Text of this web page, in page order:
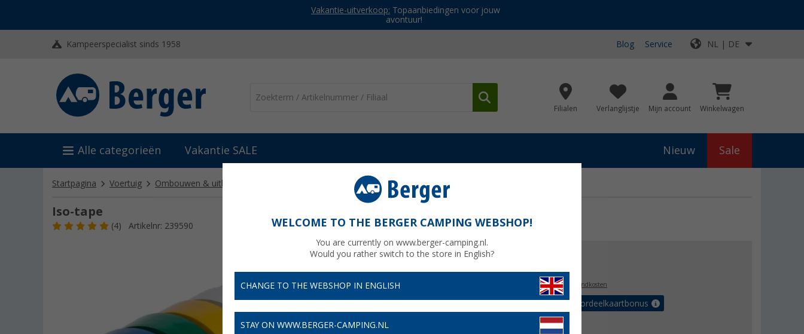
Vakantie-uitverkoop: Topaanbiedingen voor jouw
avontuur!
Kampeerspecialist sinds 1958 Blog Service NL | DE
Filialen Verlanglijstje Mijn account Winkelwagen
Alle categorieën Vakantie SALE Nieuw Sale
Startpagina Voertuig Ombouwen & uitbouwen Iso-tape
Iso-tape
(4) Artikelnr: 239590
Prijzen incl. BTW plus verzendkosten
Verzeker tot 5% voordeelkaartbonus
WELCOME TO THE BERGER CAMPING WEBSHOP!
You are currently on www.berger-camping.nl.
Would you rather switch to the store in English?
CHANGE TO THE WEBSHOP IN ENGLISH
STAY ON WWW.BERGER-CAMPING.NL